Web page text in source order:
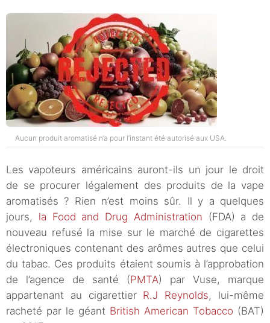
Aucun produit aromatisé n’a pour l’instant été autorisé aux USA.
Les vapoteurs américains auront-ils un jour le droit
de se procurer légalement des produits de la vape
aromatisés ? Rien n’est moins sûr. Il y a quelques
jours, la Food and Drug Administration (FDA) a de
nouveau refusé la mise sur le marché de cigarettes
électroniques contenant des arômes autres que celui
du tabac. Ces produits étaient soumis à l’approbation
de l’agence de santé (PMTA) par Vuse, marque
appartenant au cigarettier R.J Reynolds, lui-même
racheté par le géant British American Tobacco (BAT)